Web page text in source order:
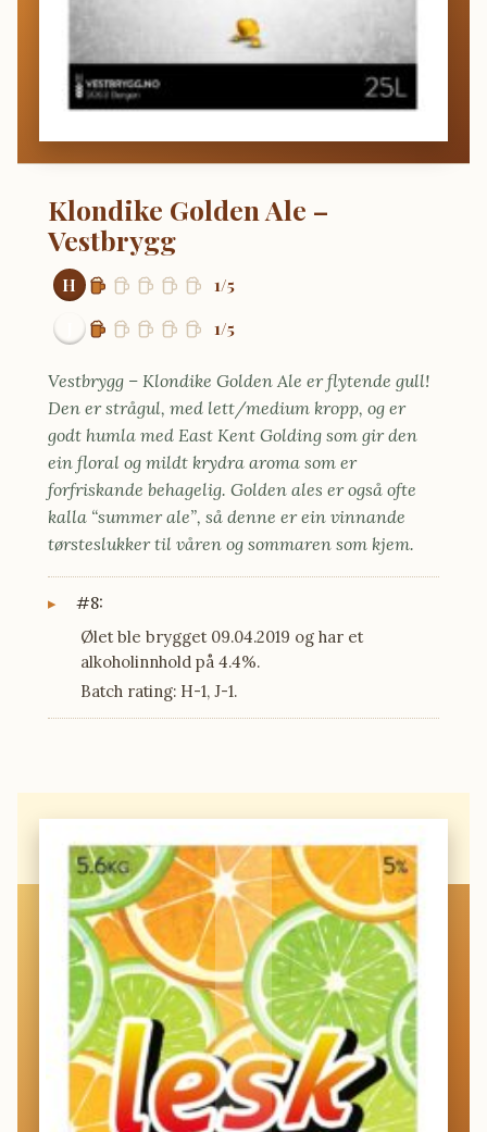
Klondike Golden Ale –
Vestbrygg
H
1/5
1/5
Vestbrygg – Klondike Golden Ale er flytende gull!
Den er strågul, med lett/medium kropp, og er
godt humla med East Kent Golding som gir den
ein floral og mildt krydra aroma som er
forfriskande behagelig. Golden ales er også ofte
kalla “summer ale”, så denne er ein vinnande
tørsteslukker til våren og sommaren som kjem.
#8:
Ølet ble brygget 09.04.2019 og har et
alkoholinnhold på 4.4%.
Batch rating: H-1, J-1.